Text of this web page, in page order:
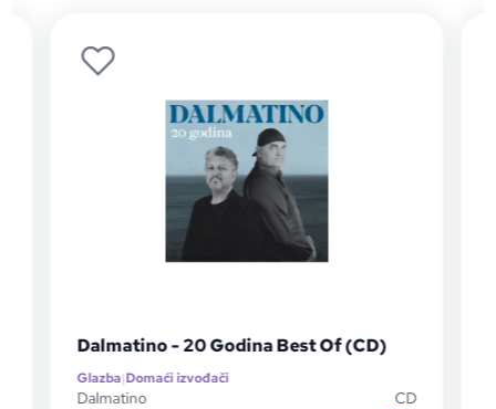
Dalmatino - 20 Godina Best Of (CD)
Glazba|Domaći izvođači
Dalmatino
CD